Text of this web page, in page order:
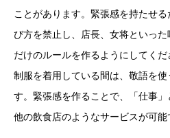
ことがあります。緊張感を持たせ
び方を禁止し、店長、女将といっ
だけのルールを作るようにしてくだ
制服を着用している間は、敬語を
す。緊張感を作ることで、「仕事」
他の飲食店のようなサービスが可能